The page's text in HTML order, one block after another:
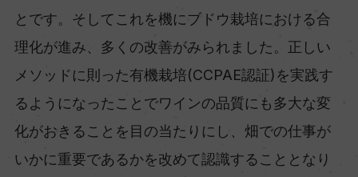
とです。そしてこれを機にブドウ栽培における合
理化が進み、多くの改善がみられました。正しい
メソッドに則った有機栽培(CCPAE認証)を実践す
るようになったことでワインの品質にも多大な変
化がおきることを目の当たりにし、畑での仕事が
いかに重要であるかを改めて認識することとなり